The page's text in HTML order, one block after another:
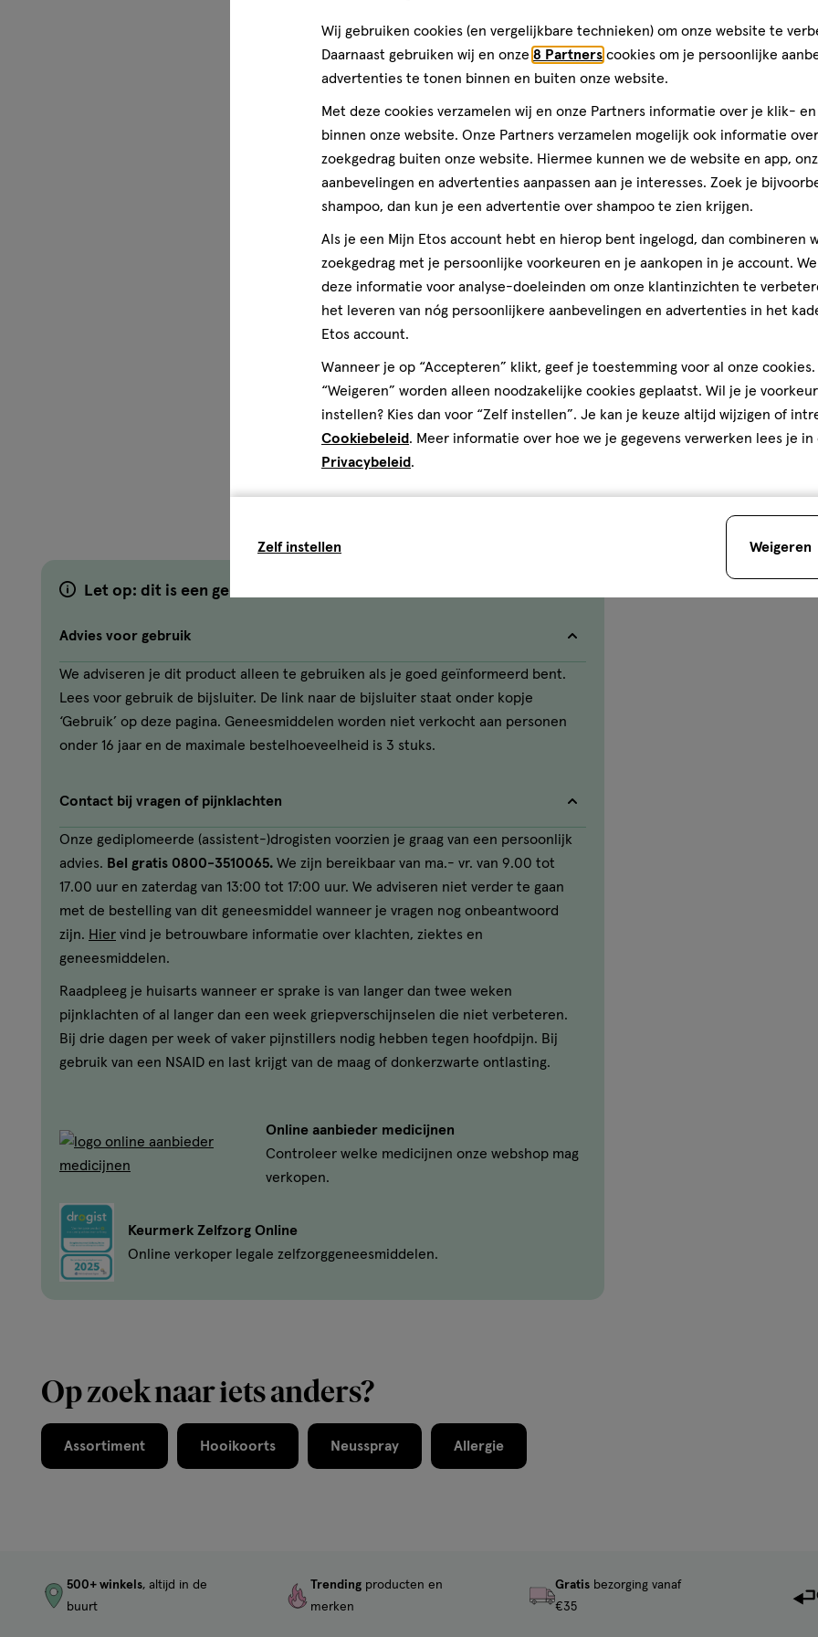
• als u allergisch bent voor één van de stoffen in dit geneesmiddel.
Gebruik dit geneesmiddel altijd precies zoals beschreven in deze bijsluiter of zoals uw
arts of apotheker u dat heeft verteld. Twijfelt u over het juiste gebruik? Neem dan
contact op met uw arts of apotheker. Raadpleeg daarnaast de bijsluiter voor een
Bevat per ml neusspray, oplossing 20 mg dinatriumcromoglicaat.
Etos is al meer dan honderd jaar jouw vertrouwde drogist, in de winkel én online. Sinds
maar onder Etos-merk en aantrekkelijk geprijsd. Met ruim 550 filialen door heel
je vraag ook is, we helpen je verder.
Etos Allergieneusspray natriumcromoglicaat 20 mg/ml
Disclaimer
Lees voor gebruik eerst de bijsluiter. Buiten het zicht en gebruik van kinderen houden.
Indicatie
verlanglijst
spray
geneesmiddel 10
Let op: dit is een geneesmiddel
Advies voor gebruik
We adviseren je dit product alleen te gebruiken als je goed geïnformeerd bent.
Lees voor gebruik de bijsluiter. De link naar de bijsluiter staat onder kopje
‘Gebruik’ op deze pagina. Geneesmiddelen worden niet verkocht aan personen
onder 16 jaar en de maximale bestelhoeveelheid is 3 stuks.
Contact bij vragen of pijnklachten
Onze gediplomeerde (assistent-)drogisten voorzien je graag van een persoonlijk
advies. Bel gratis 0800-3510065. We zijn bereikbaar van ma.- vr. van 9.00 tot
17.00 uur en zaterdag van 13:00 tot 17:00 uur. We adviseren niet verder te gaan
met de bestelling van dit geneesmiddel wanneer je vragen nog onbeantwoord
zijn. Hier vind je betrouwbare informatie over klachten, ziektes en
geneesmiddelen.
Raadpleeg je huisarts wanneer er sprake is van langer dan twee weken
pijnklachten of al langer dan een week griepverschijnselen die niet verbeteren.
Bij drie dagen per week of vaker pijnstillers nodig hebben tegen hoofdpijn. Bij
gebruik van een NSAID en last krijgt van de maag of donkerzwarte ontlasting.
Online aanbieder medicijnen
Controleer welke medicijnen onze webshop mag
verkopen.
Keurmerk Zelfzorg Online
Online verkoper legale zelfzorggeneesmiddelen.
Op zoek naar iets anders?
Assortiment Hooikoorts Neusspray Allergie
500+ winkels, altijd in de
buurt
Trending producten en
merken
Gratisbezorging vanaf
€35
Wij gebruiken cookies (en vergelijkbare technieken) om onze website te
Daarnaast gebruiken wij en onze 8 Partners cookies om je persoonlijke
advertenties te tonen binnen en buiten onze website.
Met deze cookies verzamelen wij en onze Partners informatie over je klik-
binnen onze website. Onze Partners verzamelen mogelijk ook informatie
zoekgedrag buiten onze website. Hiermee kunnen we de website en app,
aanbevelingen en advertenties aanpassen aan je interesses. Zoek je
shampoo, dan kun je een advertentie over shampoo te zien krijgen.
Als je een Mijn Etos account hebt en hierop bent ingelogd, dan combineren
zoekgedrag met je persoonlijke voorkeuren en je aankopen in je account.
deze informatie voor analyse-doeleinden om onze klantinzichten te
het leveren van nóg persoonlijkere aanbevelingen en advertenties in het
Etos account.
Wanneer je op “Accepteren” klikt, geef je toestemming voor al onze cookies.
“Weigeren” worden alleen noodzakelijke cookies geplaatst. Wil je je
instellen? Kies dan voor “Zelf instellen”. Je kan je keuze altijd wijzigen of
Cookiebeleid. Meer informatie over hoe we je gegevens verwerken lees je in
Privacybeleid.
Zelf instellen Weigeren